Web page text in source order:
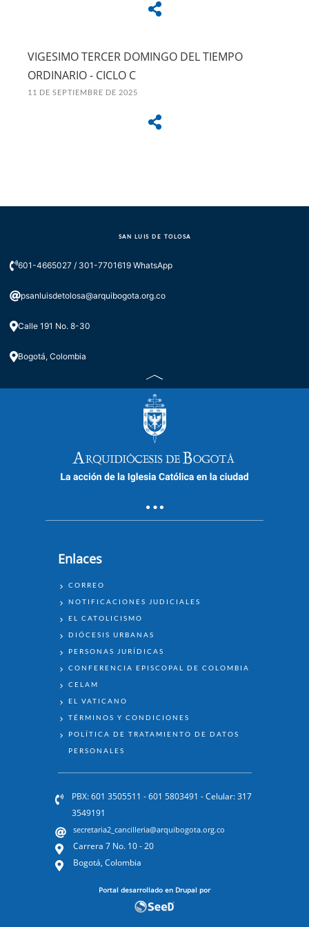
VIGESIMO TERCER DOMINGO DEL TIEMPO
ORDINARIO - CICLO C
11 DE SEPTIEMBRE DE 2025
SAN LUIS DE TOLOSA
601-4665027 / 301-7701619 WhatsApp
psanluisdetolosa@arquibogota.org.co
Calle 191 No. 8-30
Bogotá, Colombia
Enlaces
ENLACES
CORREO
NOTIFICACIONES JUDICIALES
EL CATOLICISMO
DIÓCESIS URBANAS
PERSONAS JURÍDICAS
CONFERENCIA EPISCOPAL DE COLOMBIA
CELAM
EL VATICANO
TÉRMINOS Y CONDICIONES
POLÍTICA DE TRATAMIENTO DE DATOS
PERSONALES
PBX: 601 3505511 - 601 5803491 - Celular: 317
3549191
secretaria2_cancilleria@arquibogota.org.co
Carrera 7 No. 10 - 20
Bogotá, Colombia
Portal desarrollado en Drupal por